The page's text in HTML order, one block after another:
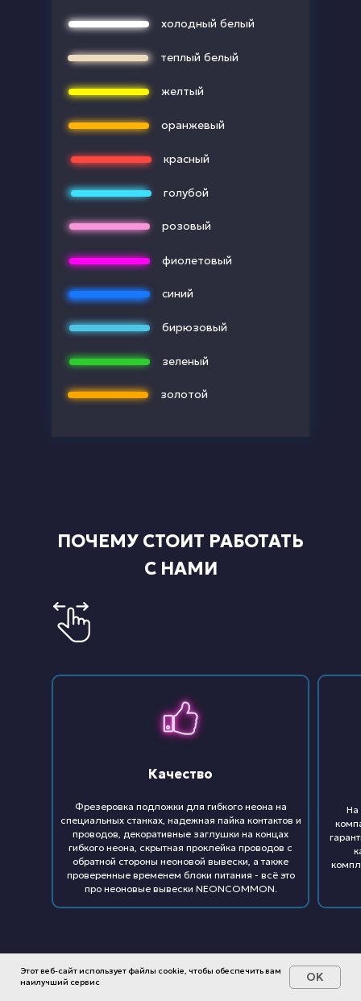
Этот веб-сайт использует файлы cookie, чтобы обеспечить вам
наилучший сервис
OK
холодный белый
теплый белый
желтый
оранжевый
красный
розовый
фиолетовый
синий
бирюзовый
зеленый
голубой
золотой
ПОЧЕМУ СТОИТ РАБОТАТЬ
С НАМИ
На
Фрезеровка подложки для гибкого неона на
специальных станках, надежная пайка контактов и
проводов, декоративные заглушки на концах
гибкого неона, скрытная проклейка проводов с
обратной стороны неоновой вывески, а также
проверенные временем блоки питания - всё это
про неоновые вывески NEONCOMMON.
Качество